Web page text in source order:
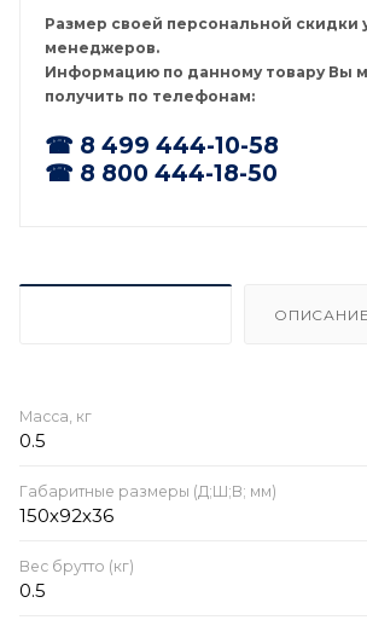
Размер своей персональной скидки
менеджеров.
Информацию по данному товару Вы
получить по телефонам:
☎ 8 499 444-10-58
☎ 8 800 444-18-50
ОПИСАНИЕ
Масса, кг
0.5
Габаритные размеры (Д;Ш;В; мм)
150х92х36
Вес брутто (кг)
0.5